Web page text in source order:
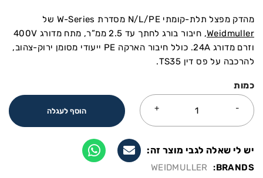
מהדק מפצל תלת-קומתי N/L/PE מסדרת W-Series של
Weidmuller
, חיבור בורג לחתך עד 2.5 ממ”ר, מתח מדורג 400V
וזרם מדורג 24A. כולל חיבור הארקה PE ייעודי מסומן ירוק-צהוב,
להרכבה על פס דין TS35.
כמות
הוסף לעגלה
יש לי שאלה לגבי מוצר זה:
BRANDS:
WEIDMULLER